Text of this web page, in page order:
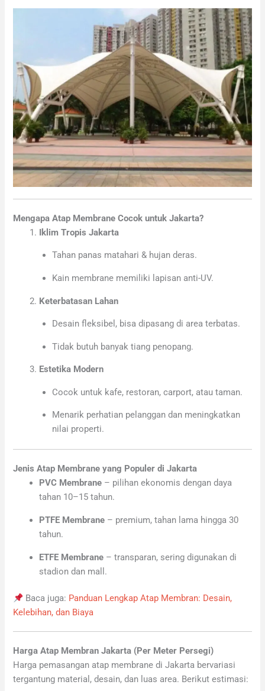
Mengapa Atap Membrane Cocok untuk Jakarta?
Iklim Tropis Jakarta
Tahan panas matahari & hujan deras.
Kain membrane memiliki lapisan anti-UV.
Keterbatasan Lahan
Desain fleksibel, bisa dipasang di area terbatas.
Tidak butuh banyak tiang penopang.
Estetika Modern
Cocok untuk kafe, restoran, carport, atau taman.
Menarik perhatian pelanggan dan meningkatkan
nilai properti.
Jenis Atap Membrane yang Populer di Jakarta
PVC Membrane – pilihan ekonomis dengan daya
tahan 10–15 tahun.
PTFE Membrane – premium, tahan lama hingga 30
tahun.
ETFE Membrane – transparan, sering digunakan di
stadion dan mall.
Baca juga: Panduan Lengkap Atap Membran: Desain,
Kelebihan, dan Biaya
Harga Atap Membran Jakarta (Per Meter Persegi)
Harga pemasangan atap membrane di Jakarta bervariasi
tergantung material, desain, dan luas area. Berikut estimasi: